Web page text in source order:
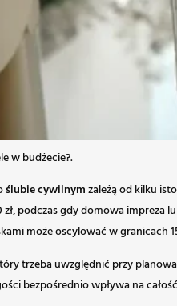
w budżecie?.
ślubie cywilnymzależą od kilku
podczas gdy domowa
może oscylować w granicach
trzeba uwzględnić przy
bezpośrednio wpływa na